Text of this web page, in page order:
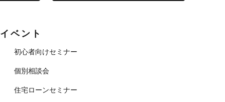
イベント
初心者向けセミナー
個別相談会
住宅ローンセミナー